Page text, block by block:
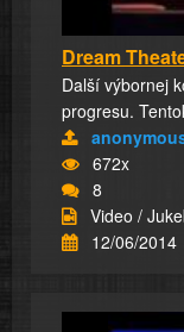
Dream
Další výbornej
progresu.
672x
8
Video /
12/06/2014